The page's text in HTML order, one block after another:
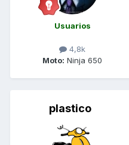
Usuarios
4,8k
Moto: Ninja 650
plastico